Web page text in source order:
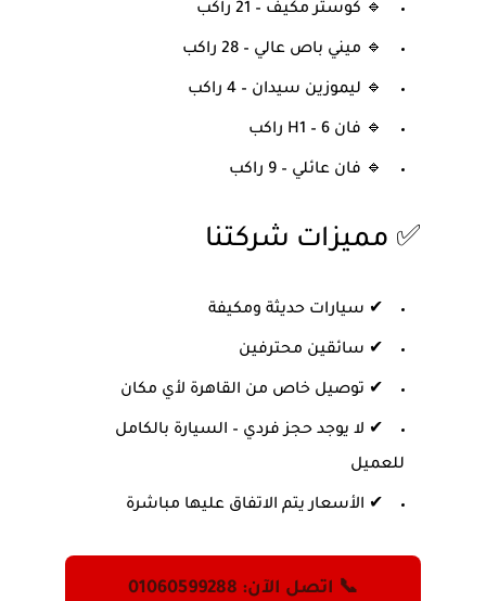
🔹 كوستر مكيف – 21 راكب
🔹 ميني باص عالي – 28 راكب
🔹 ليموزين سيدان – 4 راكب
🔹 فان H1 – 6 راكب
🔹 فان عائلي – 9 راكب
✅ مميزات شركتنا
✔ سيارات حديثة ومكيفة
✔ سائقين محترفين
✔ توصيل خاص من القاهرة لأي مكان
✔ لا يوجد حجز فردي – السيارة بالكامل
للعميل
✔ الأسعار يتم الاتفاق عليها مباشرة
📞 اتصل الآن: 01060599288